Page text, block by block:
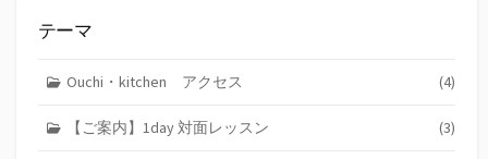
テーマ
Ouchi・kitchen アクセス (4)
【ご案内】1day 対面レッスン (3)